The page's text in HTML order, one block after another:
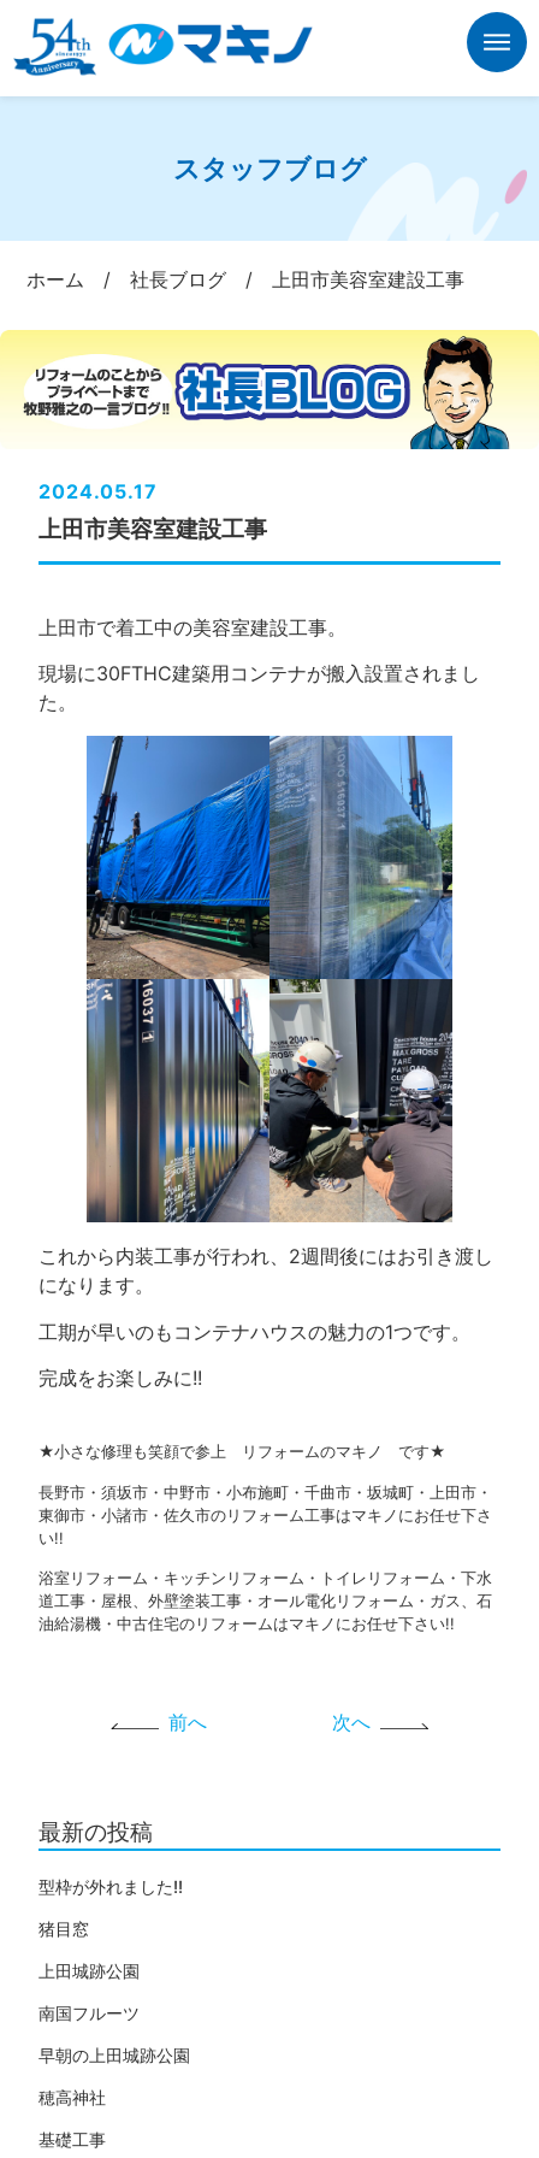
スタッフブログ
ホーム /社長ブログ /上田市美容室建設工事
2024.05.17
上田市美容室建設工事
上田市で着工中の美容室建設工事。
現場に30FTHC建築用コンテナが搬入設置されまし
た。
これから内装工事が行われ、2週間後にはお引き渡し
になります。
工期が早いのもコンテナハウスの魅力の1つです。
完成をお楽しみに!!
★小さな修理も笑顔で参上 リフォームのマキノ です★
長野市・須坂市・中野市・小布施町・千曲市・坂城町・上田市・
東御市・小諸市・佐久市のリフォーム工事はマキノにお任せ下さ
い!!
浴室リフォーム・キッチンリフォーム・トイレリフォーム・下水
道工事・屋根、外壁塗装工事・オール電化リフォーム・ガス、石
油給湯機・中古住宅のリフォームはマキノにお任せ下さい!!
前へ 次へ
最新の投稿
型枠が外れました!!
猪目窓
上田城跡公園
南国フルーツ
早朝の上田城跡公園
穂高神社
基礎工事